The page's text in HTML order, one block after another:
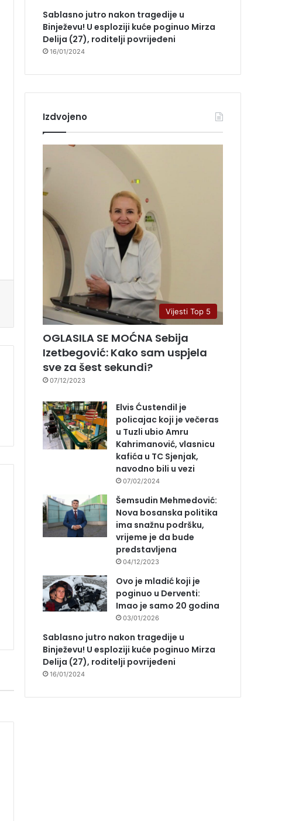
Sablasno jutro nakon tragedije u
Binježevu! U esploziji kuće poginuo Mirza
Delija (27), roditelji povrijeđeni
16/01/2024
Izdvojeno
Vijesti Top 5
OGLASILA SE MOĆNA Sebija
Izetbegović: Kako sam uspjela
sve za šest sekundi?
07/12/2023
Elvis Ćustendil je
policajac koji je večeras
u Tuzli ubio Amru
Kahrimanović, vlasnicu
kafića u TC Sjenjak,
navodno bili u vezi
07/02/2024
Šemsudin Mehmedović:
Nova bosanska politika
ima snažnu podršku,
vrijeme je da bude
predstavljena
04/12/2023
Ovo je mladić koji je
poginuo u Derventi:
Imao je samo 20 godina
03/01/2026
Sablasno jutro nakon tragedije u
Binježevu! U esploziji kuće poginuo Mirza
Delija (27), roditelji povrijeđeni
16/01/2024